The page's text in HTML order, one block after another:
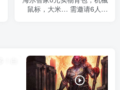
鼠标，大米… 需邀请6人助